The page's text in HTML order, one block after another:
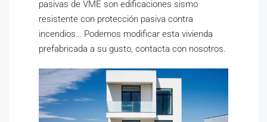
pasivas de VME son edificaciones sismo
resistente con protección pasiva contra
incendios… Podemos modificar esta vivienda
prefabricada a su gusto, contacta con nosotros.